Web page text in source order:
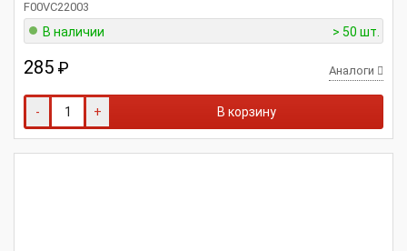
F00VC22003
В наличии > 50 шт.
285 ₽ Аналоги
- + В корзину